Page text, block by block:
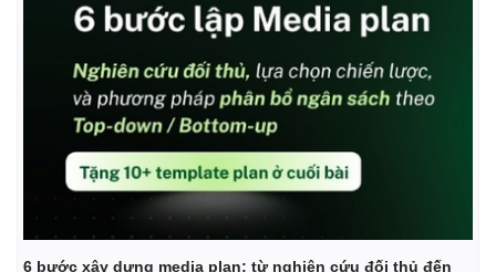
6 bước xây dựng media plan: từ nghiên cứu đối thủ đến